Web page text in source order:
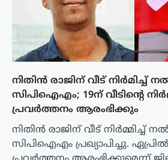
നിതിൻ രാജിന് വീട് നിർമിച്ച്
സിപിഐഎം; 19ന് വീടിൻ്റെ
പ്രവർത്തനം ആരംഭിക്കും
നിതിൻ രാജിന് വീട് നിർമ്മിച്ച്
സിപിഐഎം പ്രഖ്യാപിച്ചു.